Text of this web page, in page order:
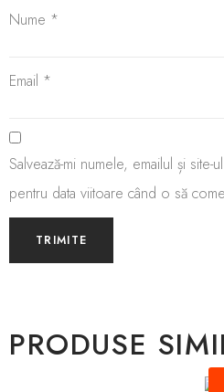
Nume *
Email *
Salvează-mi numele, emailul și
pentru data viitoare când o să
PRODUSE